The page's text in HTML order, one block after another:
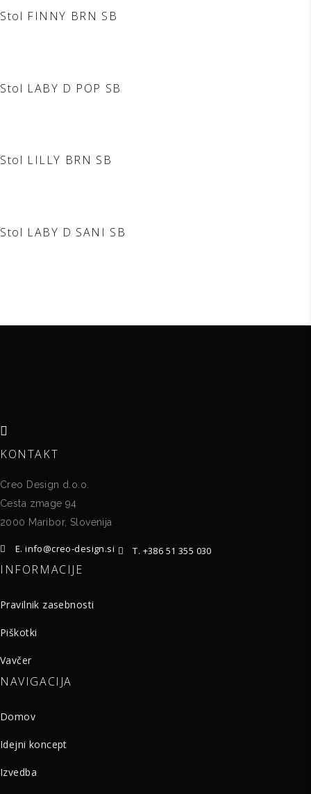
Stol FINNY BRN SB
Stol LABY D POP SB
Stol LILLY BRN SB
Stol LABY D SANI SB
KONTAKT
Creo Design d.o.o.
Cesta zmage 94
2000 Maribor, Slovenija
E. info@creo-design.si T. +386 51 355 030
INFORMACIJE
Pravilnik zasebnosti
Piškotki
Vavčer
NAVIGACIJA
Domov
Idejni koncept
Izvedba